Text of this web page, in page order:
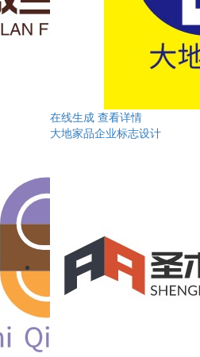
在线生成 查看详情
大地家品企业标志设计